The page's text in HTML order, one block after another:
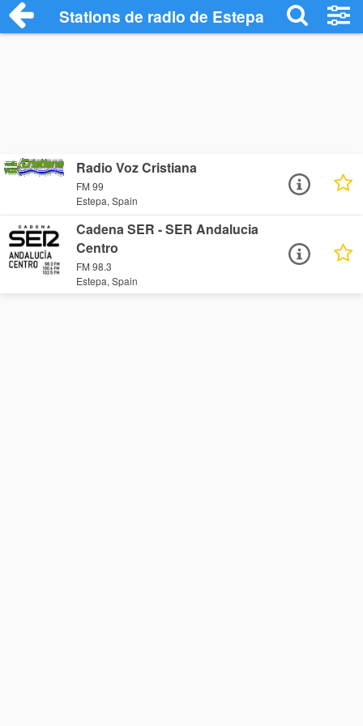
Stations de radio de Estepa
Radio Voz Cristiana
FM 99
Estepa, Spain
Cadena SER - SER Andalucia
Centro
FM 98.3
Estepa, Spain